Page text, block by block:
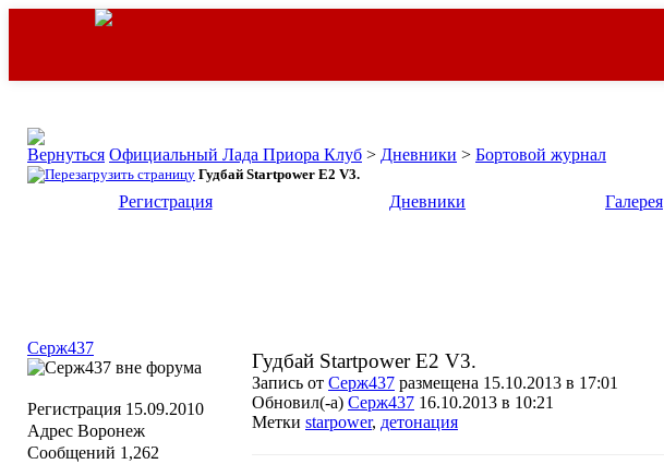
Официальный Лада Приора Клуб > Дневники > Бортовой журнал
Гудбай Startpower E2 V3.
Регистрация
Дневники Галерея
Гудбай Startpower E2 V3.
Запись от Серж437 размещена 15.10.2013 в 17:01
Обновил(-а) Серж437 16.10.2013 в 10:21
Метки starpower, детонация
Серж437
Регистрация 15.09.2010
Адрес Воронеж
Сообщений 1,262